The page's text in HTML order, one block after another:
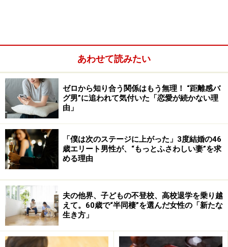
「それだけ大人になったということですが、娘ふたりが
離れていくのはやはり寂しい。今後はもう妻と手を取り
合って生きていくしかないんだなと思ったときの妻の衝
撃発言ですから、本当にびっくりしました」
下の子が産まれたとき、妻は仕事を辞めた。その後は
あわせて読みたい
ゼロから知り合う関係はもう無理！ “距離感バ
グ男”に追われて気付いた「恋愛が続かない理
由」
「僕は次のステージに上がった」3度結婚の46
歳エリート男性が、“もっとふさわしい妻”を求
める理由
夫の他界、子どもの不登校、高校退学を乗り越
えて。60歳で“半同棲”を選んだ女性の「新たな
生き方」